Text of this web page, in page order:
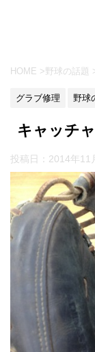
HOME >野球の話題
グラブ修理 野球
キャッチ
投稿日：2014年11